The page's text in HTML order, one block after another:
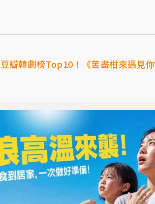
瓣韓劇榜Top10！《苦盡柑來遇見